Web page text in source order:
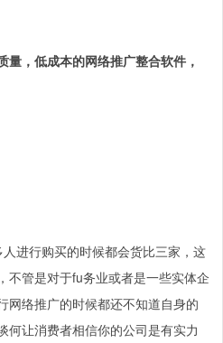
量，低成本的网络推广整合软件，
进行购买的时候都会货比三家，这
不管是对于fu务业或者是一些实体企
网络推广的时候都还不知道自身的
何让消费者相信你的公司是有实力